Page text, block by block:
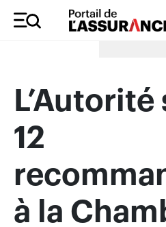
Merci à nos
12
à la